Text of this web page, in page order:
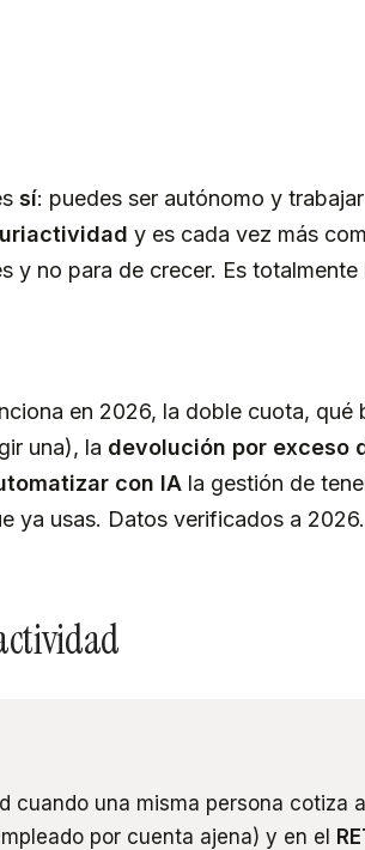
sí: puedes ser autónomo y
y es cada vez más
y no para de crecer. Es
en 2026, la doble cuota,
una), la devolución por exceso
con IA la gestión de
ya usas. Datos verificados a 2026.
cuando una misma persona cotiza
por cuenta ajena) y en el